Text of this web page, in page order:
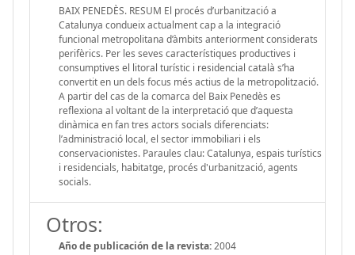
BAIX PENEDÈS. RESUM El procés d’urbanització a
Catalunya condueix actualment cap a la integració
funcional metropolitana d’àmbits anteriorment considerats
perifèrics. Per les seves característiques productives i
consumptives el litoral turístic i residencial català s’ha
convertit en un dels focus més actius de la metropolització.
A partir del cas de la comarca del Baix Penedès es
reflexiona al voltant de la interpretació que d’aquesta
dinàmica en fan tres actors socials diferenciats:
l’administració local, el sector immobiliari i els
conservacionistes. Paraules clau: Catalunya, espais turístics
i residencials, habitatge, procés d'urbanització, agents
socials.
Otros:
Año de publicación de la revista:2004